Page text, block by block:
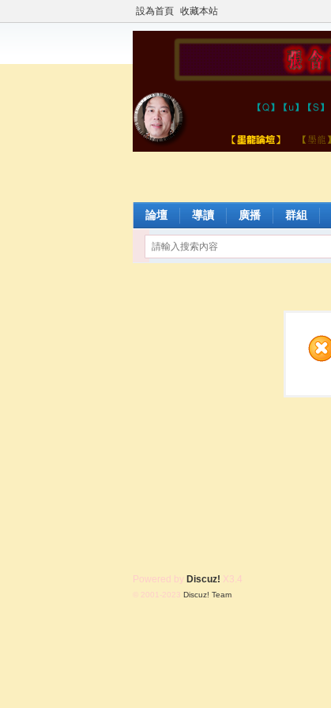
設為首頁 收藏本站
論壇 導讀 廣播 群組
Powered by Discuz! X3.4
© 2001-2023 Discuz! Team